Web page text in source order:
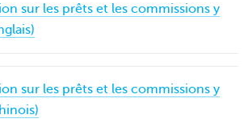
sur les prêts et les commissions y
sur les prêts et les commissions y